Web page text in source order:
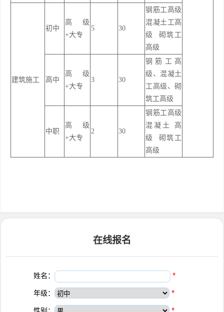
建筑施工
初中
高级
+大专
5 30
钢筋工高级
混凝土工高
级 砌筑工
高级
高中
高级
+大专
3 30
钢筋工高
级、混凝土
工高级、砌
筑工高级
中职
高级
+大专
2 30
钢筋工高级
混凝土 高
级 砌筑工
高级
在线报名
姓名： *
年级： *